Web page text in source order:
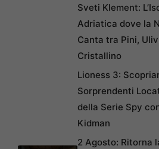
Sveti Klement:
Adriatica dove la
Canta tra Pini,
Cristallino
Lioness 3:
Sorprendenti
della Serie Spy
Kidman
2 Agosto: Ritorna